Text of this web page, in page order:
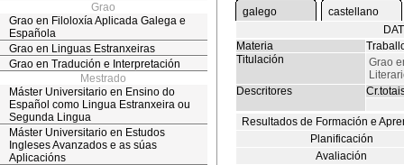
Grao
Grao en Filoloxía Aplicada Galega e
Española
Grao en Linguas Estranxeiras
Grao en Tradución e Interpretación
Mestrado
Máster Universitario en Ensino do
Español como Lingua Estranxeira ou
Segunda Lingua
Máster Universitario en Estudos
Ingleses Avanzados e as súas
Aplicacións
galego
castellano
Materia
Titulación
Grao
Descritores
Resultados de Formación e
Planificación
Avaliación